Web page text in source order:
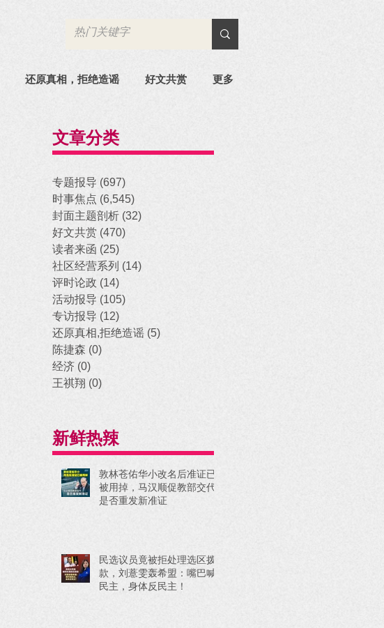
还原真相，拒绝造谣 好文共赏 更多
文章分类
专题报导 (697)
时事焦点 (6,545)
封面主题剖析 (32)
好文共赏 (470)
读者来函 (25)
社区经营系列 (14)
评时论政 (14)
活动报导 (105)
专访报导 (12)
还原真相,拒绝造谣 (5)
陈捷森 (0)
经济 (0)
王祺翔 (0)
新鲜热辣
敦林苍佑华小改名后准证已
被用掉，马汉顺促教部交代
是否重发新准证
民选议员竟被拒处理选区拨
款，刘薏雯轰希盟：嘴巴喊
民主，身体反民主！